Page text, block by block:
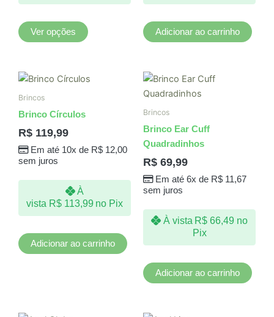
Ver opções
do
Adicionar ao carrinho
Brincos
Brinco Círculos
R$ 119,99
Em até 10x de R$12,00
sem juros
À
vista R$113,99 no Pix
Adicionar ao carrinho
Brincos
Brinco Ear Cuff
Quadradinhos
R$ 69,99
Em até 6x de R$11,67
sem juros
À vista R$ 66,49 no
Pix
Adicionar ao carrinho